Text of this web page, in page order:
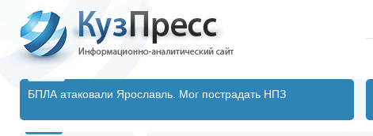
БПЛА атаковали Ярославль. Мог пострадать НПЗ